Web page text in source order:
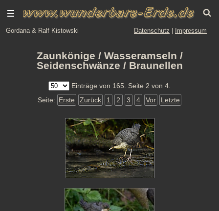
Gordana & Ralf Kistowski Datenschutz Impressum
Zaunkönige / Wasseramseln /
Seidenschwänze / Braunellen
Einträge von 165. Seite 2 von 4.
Seite: Erste Zurück 1 2 3 4 Vor Letzte